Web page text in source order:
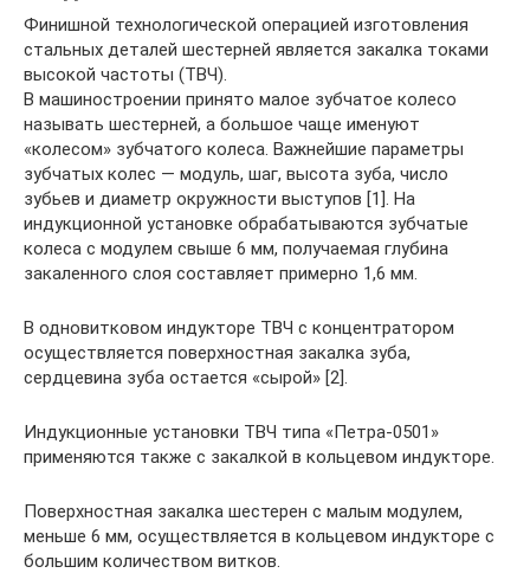
Финишной технологической операцией изготовления
стальных деталей шестерней является закалка токами
высокой частоты (ТВЧ).
В машиностроении принято малое зубчатое колесо
называть шестерней, а большое чаще именуют
«колесом» зубчатого колеса. Важнейшие параметры
зубчатых колес — модуль, шаг, высота зуба, число
зубьев и диаметр окружности выступов [1]. На
индукционной установке обрабатываются зубчатые
колеса с модулем свыше 6 мм, получаемая глубина
закаленного слоя составляет примерно 1,6 мм.
В одновитковом индукторе ТВЧ с концентратором
осуществляется поверхностная закалка зуба,
сердцевина зуба остается «сырой» [2].
Индукционные установки ТВЧ типа «Петра-0501»
применяются также с закалкой в кольцевом индукторе.
Поверхностная закалка шестерен с малым модулем,
меньше 6 мм, осуществляется в кольцевом индукторе с
большим количеством витков.